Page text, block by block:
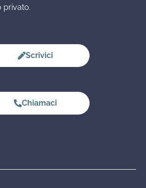
privato.
Scrivici
Chiamaci